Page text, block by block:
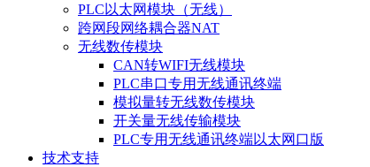
PLC以太网模块（无线）
跨网段网络耦合器NAT
无线数传模块
CAN转WIFI无线模块
PLC串口专用无线通讯终端
模拟量转无线数传模块
开关量无线传输模块
PLC专用无线通讯终端以太网口版
技术支持